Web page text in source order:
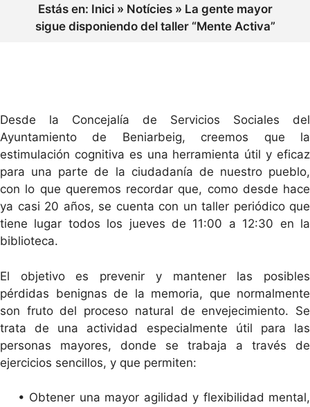
Estás en: Inici» Notícies» La gente mayor
sigue disponiendo del taller “Mente Activa”
Desde la Concejalía de Servicios Sociales del
Ayuntamiento de Beniarbeig, creemos que la
estimulación cognitiva es una herramienta útil y eficaz
para una parte de la ciudadanía de nuestro pueblo,
con lo que queremos recordar que, como desde hace
ya casi 20 años, se cuenta con un taller periódico que
tiene lugar todos los jueves de 11:00 a 12:30 en la
biblioteca.
El objetivo es prevenir y mantener las posibles
pérdidas benignas de la memoria, que normalmente
son fruto del proceso natural de envejecimiento. Se
trata de una actividad especialmente útil para las
personas mayores, donde se trabaja a través de
ejercicios sencillos, y que permiten:
• Obtener una mayor agilidad y flexibilidad mental,